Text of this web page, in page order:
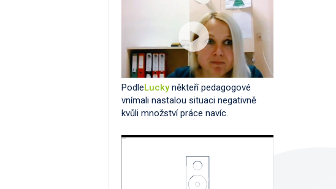
PodleLuckyněkteří pedagogové
vnímali nastalou situaci negativně
kvůli množství práce navíc.